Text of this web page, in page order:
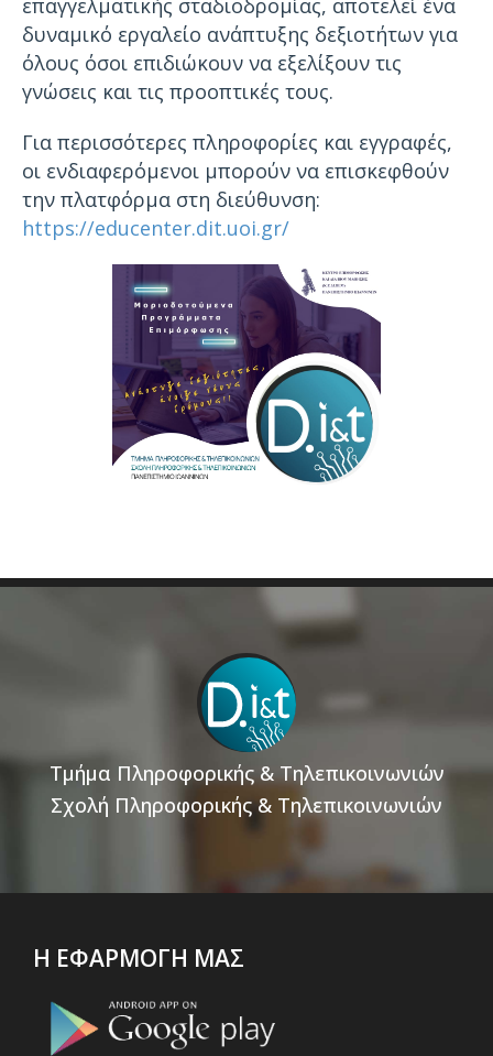
επαγγελματικής σταδιοδρομίας, αποτελεί ένα
δυναμικό εργαλείο ανάπτυξης δεξιοτήτων για
όλους όσοι επιδιώκουν να εξελίξουν τις
γνώσεις και τις προοπτικές τους.
Για περισσότερες πληροφορίες και εγγραφές,
οι ενδιαφερόμενοι μπορούν να επισκεφθούν
την πλατφόρμα στη διεύθυνση:
https://educenter.dit.uoi.gr/
Τμήμα Πληροφορικής & Τηλεπικοινωνιών
Σχολή Πληροφορικής & Τηλεπικοινωνιών
Η ΕΦΑΡΜΟΓΗ ΜΑΣ